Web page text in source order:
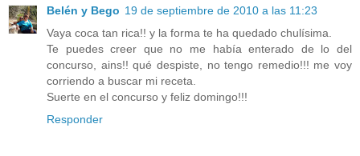
Belén y Bego 19 de septiembre de 2010 a las 11:23
Vaya coca tan rica!! y la forma te ha quedado chulísima.
Te puedes creer que no me había enterado de lo del
concurso, ains!! qué despiste, no tengo remedio!!! me voy
corriendo a buscar mi receta.
Suerte en el concurso y feliz domingo!!!
Responder